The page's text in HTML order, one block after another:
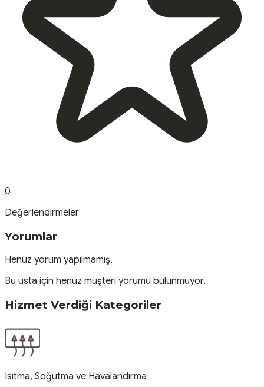
0
Değerlendirmeler
Yorumlar
Henüz yorum yapılmamış.
Bu usta için henüz müşteri yorumu bulunmuyor.
Hizmet Verdiği Kategoriler
Isıtma, Soğutma ve Havalandırma